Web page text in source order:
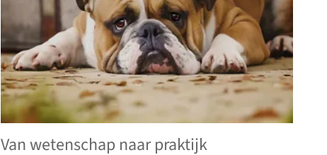
Van wetenschap naar praktijk